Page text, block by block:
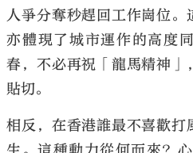
人爭分奪秒趕回工作崗位
亦體現了城市運作的高度
春，不必再祝「龍馬精神」
貼切。
相反，在香港誰最不喜歡打